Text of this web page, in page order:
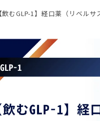
【飲むGLP-1】経口薬（リベル